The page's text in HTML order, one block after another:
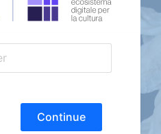
Continue